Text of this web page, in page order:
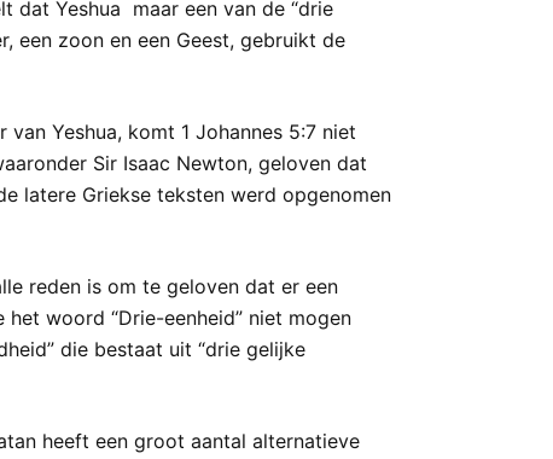
dat Yeshua maar een van de “drie
een zoon en een Geest, gebruikt de
Yeshua, komt 1 Johannes 5:7 niet
Sir Isaac Newton, geloven dat
latere Griekse teksten werd opgenomen
reden is om te geloven dat er een
woord “Drie-eenheid” niet mogen
die bestaat uit “drie gelijke
heeft een groot aantal alternatieve